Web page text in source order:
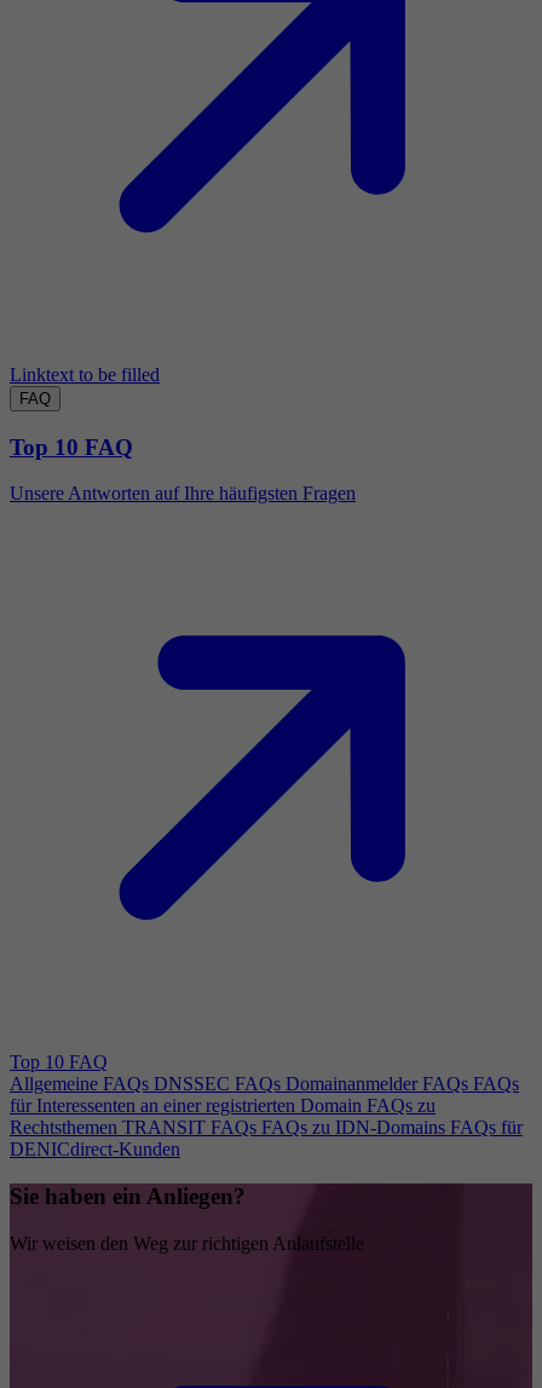
Linktext to be filled
FAQ
Top 10 FAQ
Unsere Antworten auf Ihre häufigsten Fragen
Top 10 FAQ
Allgemeine FAQs DNSSEC FAQs Domainanmelder FAQs FAQs
für Interessenten an einer registrierten Domain FAQs zu
Rechtsthemen TRANSIT FAQs FAQs zu IDN-Domains FAQs für
DENICdirect-Kunden
Sie haben ein Anliegen?
Wir weisen den Weg zur richtigen Anlaufstelle